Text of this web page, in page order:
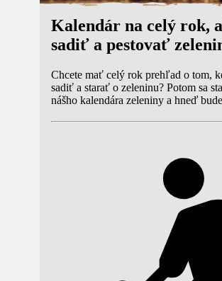
Kalendár na celý rok,
sadiť a pestovať
Chcete mať celý rok prehľad o tom,
sadiť a starať o zeleninu? Potom sa
nášho kalendára zeleniny a hneď